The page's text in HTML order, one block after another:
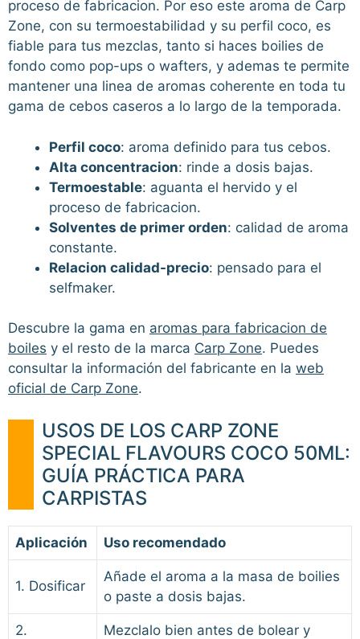
proceso de fabricacion. Por eso este aroma de Carp
Zone, con su termoestabilidad y su perfil coco, es
fiable para tus mezclas, tanto si haces boilies de
fondo como pop-ups o wafters, y ademas te permite
mantener una linea de aromas coherente en toda tu
gama de cebos caseros a lo largo de la temporada.
Perfil coco: aroma definido para tus cebos.
Alta concentracion: rinde a dosis bajas.
Termoestable: aguanta el hervido y el
proceso de fabricacion.
Solventes de primer orden: calidad de aroma
constante.
Relacion calidad-precio: pensado para el
selfmaker.
Descubre la gama en aromas para fabricacion de
boiles y el resto de la marca Carp Zone. Puedes
consultar la información del fabricante en la web
oficial de Carp Zone.
USOS DE LOS CARP ZONE
SPECIAL FLAVOURS COCO 50ML:
GUÍA PRÁCTICA PARA
CARPISTAS
Aplicación Uso recomendado
1. Dosificar
Añade el aroma a la masa de boilies
o paste a dosis bajas.
2.
Mezclalo bien antes de bolear y